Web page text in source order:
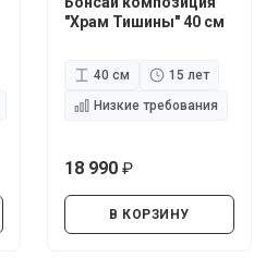
"Храм Тишины" 40 см
40 см
15 лет
Низкие требования
18 990
В КОРЗИНУ